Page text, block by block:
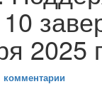
2025
комментарии